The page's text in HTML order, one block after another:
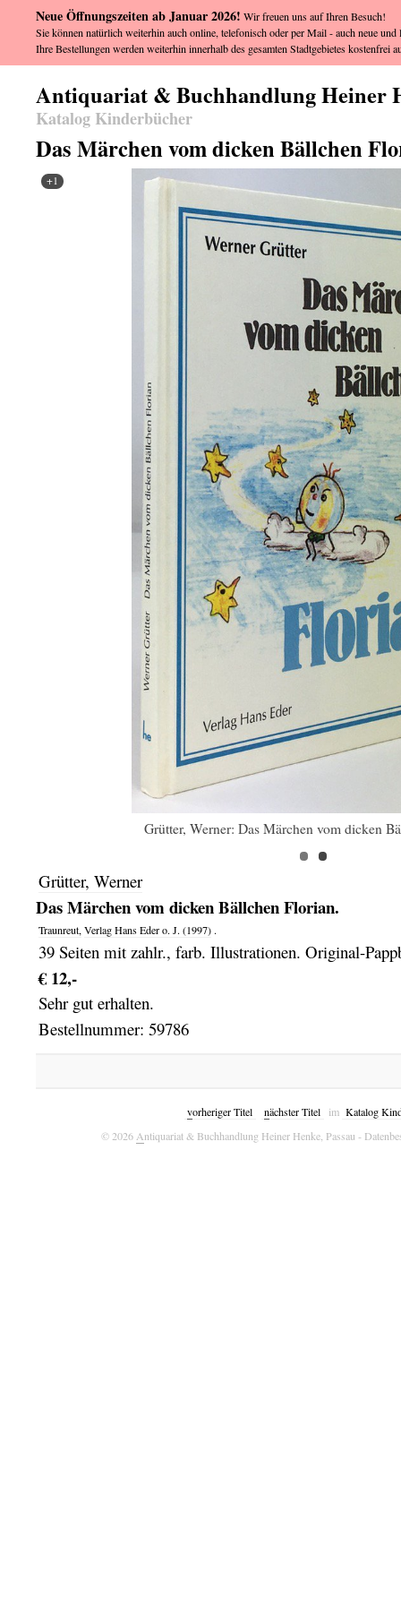
Antiquariat & Buchhandlung Heiner
Katalog Kinderbücher
Das Märchen vom dicken Bällchen
+1
Grütter, Werner: Das Märchen vom dicken
Grütter, Werner
Das Märchen vom dicken Bällchen Florian.
Traunreut, Verlag Hans Eder o. J. (1997) .
39 Seiten mit zahlr., farb. Illustrationen. Original-
€ 12,-
Sehr gut erhalten.
Bestellnummer: 59786
vorheriger Titel nächster Titel im Katalog
© 2026Antiquariat & Buchhandlung Heiner Henke, Passau -
Neue Öffnungszeiten ab Januar 2026! Wir freuen uns auf Ihren Besuch!
Sie können natürlich weiterhin auch online, telefonisch oder per Mail - auch neue
Ihre Bestellungen werden weiterhin innerhalb des gesamten Stadtgebietes kostenfrei